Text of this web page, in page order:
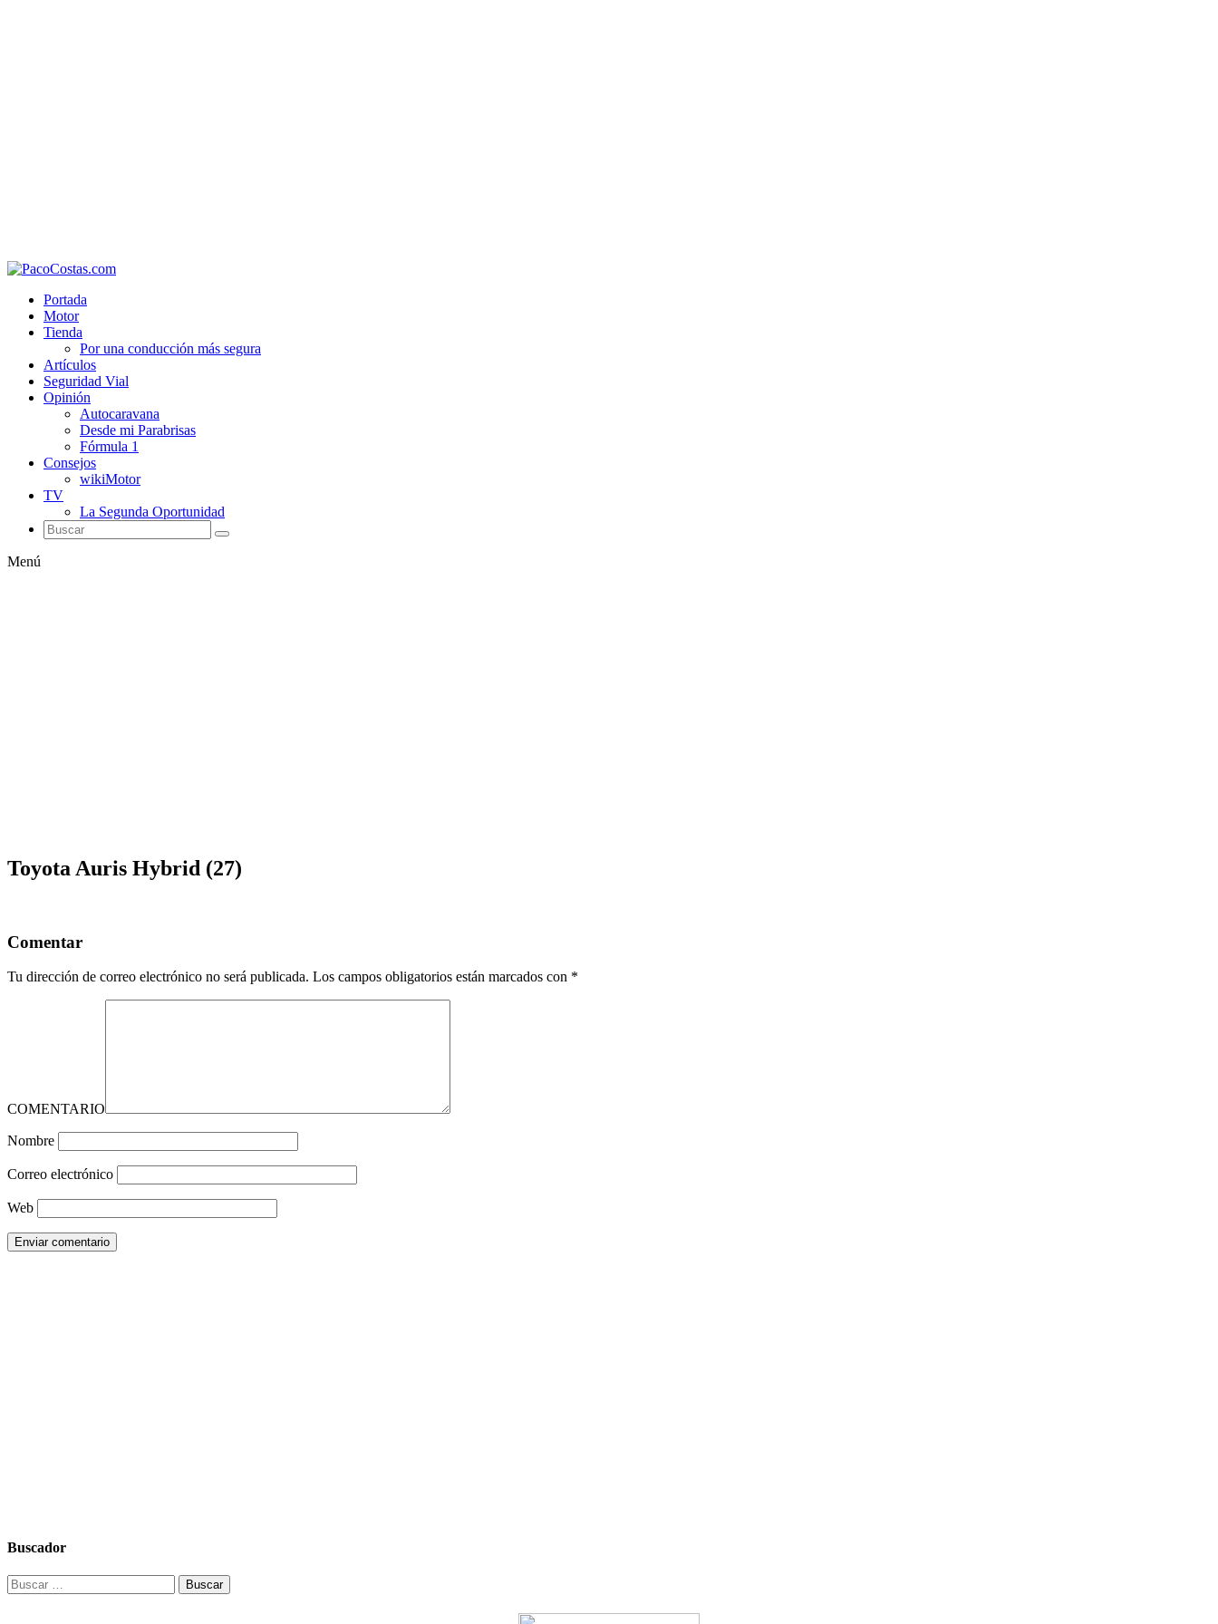
Portada
Motor
Tienda
Por una conducción más segura
Artículos
Seguridad Vial
Opinión
Autocaravana
Desde mi Parabrisas
Fórmula 1
Consejos
wikiMotor
TV
La Segunda Oportunidad
Menú
Toyota Auris Hybrid (27)
Comentar
Tu dirección de correo electrónico no será publicada. Los campos obligatorios están marcados con *
COMENTARIO
Nombre
Correo electrónico
Web
Buscador
Buscar: